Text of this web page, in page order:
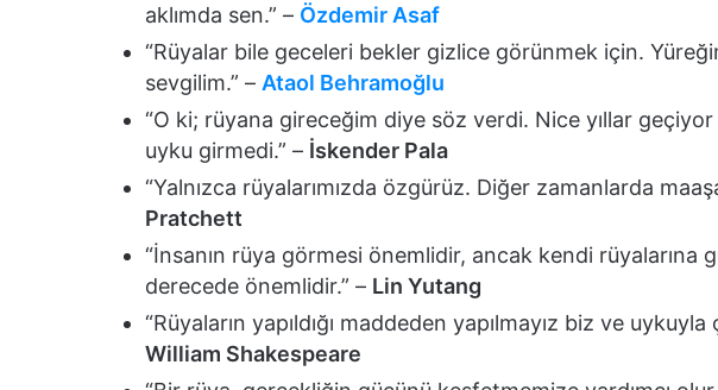
aklımda sen.” – Özdemir Asaf
“Rüyalar bile geceleri bekler gizlice görünmek için.
sevgilim.” – Ataol Behramoğlu
“O ki; rüyana gireceğim diye söz verdi. Nice yıllar
uyku girmedi.” – İskender Pala
“Yalnızca rüyalarımızda özgürüz. Diğer zamanlarda
Pratchett
“İnsanın rüya görmesi önemlidir, ancak kendi rüyalarına
derecede önemlidir.” – Lin Yutang
“Rüyaların yapıldığı maddeden yapılmayız biz ve
William Shakespeare